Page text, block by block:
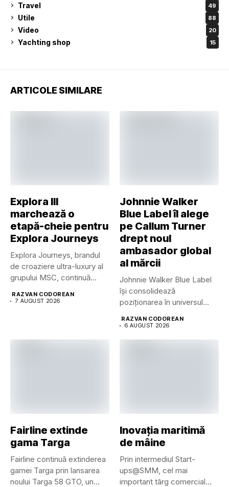
Travel 49
Utile 88
Video 20
Yachting shop 15
ARTICOLE SIMILARE
Explora III
marchează o
etapă-cheie pentru
Explora Journeys
Explora Journeys, brandul
de croaziere ultra-luxury al
grupului MSC, continuă
RAZVAN CODOREAN
7 AUGUST 2026
Johnnie Walker
Blue Label îl alege
pe Callum Turner
drept noul
ambasador global
al mărcii
Johnnie Walker Blue Label
își consolidează
poziționarea în universul
RAZVAN CODOREAN
6 AUGUST 2026
Fairline extinde
gama Targa
Fairline continuă extinderea
gamei Targa prin lansarea
noului Targa 58 GTO, un...
Inovația maritimă
de mâine
Prin intermediul Start-
ups@SMM, cel mai
important târg comercial